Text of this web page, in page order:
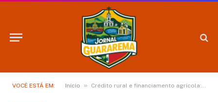
VOCÊ ESTÁ EM: Início » Crédito rural e financiamento agrícola: estrutura, acesso e planejamento